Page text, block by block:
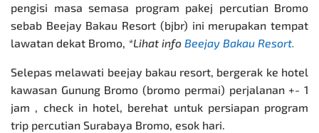
pengisi masa semasa program pakej percutian Bromo
sebab Beejay Bakau Resort (bjbr) ini merupakan tempat
lawatan dekat Bromo, *Lihat info Beejay Bakau Resort.
Selepas melawati beejay bakau resort, bergerak ke hotel
kawasan Gunung Bromo (bromo permai) perjalanan +- 1
jam , check in hotel, berehat untuk persiapan program
trip percutian Surabaya Bromo, esok hari.